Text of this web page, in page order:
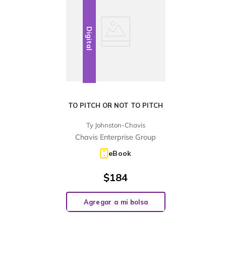
Digital
TO PITCH OR NOT TO PITCH
Ty Johnston-Chavis
Chavis Enterprise Group
eBook
$184
Agregar a mi bolsa